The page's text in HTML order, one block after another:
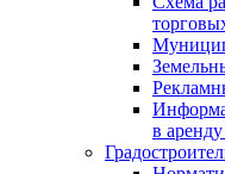
в